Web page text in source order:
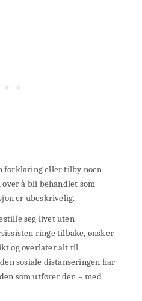
forklaring eller tilby noen
å bli behandlet som
er ubeskrivelig.
seg livet uten
ringe tilbake, ønsker
og overlater alt til
sosiale distanseringen har
som utfører den – med